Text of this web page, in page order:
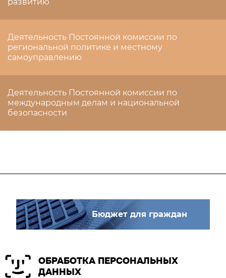
Деятельность Постоянной комиссии по
региональной политике и местному
самоуправлению
Деятельность Постоянной комиссии по
международным делам и национальной
безопасности
Бюджет для граждан
ОБРАБОТКА ПЕРСОНАЛЬНЫХ
ДАННЫХ